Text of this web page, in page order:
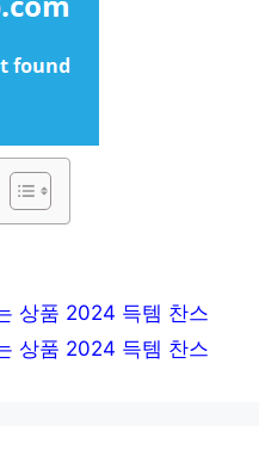
상품 2024 득템 찬스
상품 2024 득템 찬스